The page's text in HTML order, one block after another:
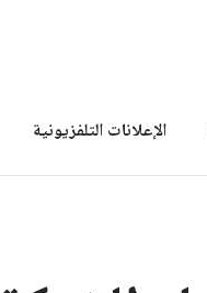
الإعلانات التلفزيونية